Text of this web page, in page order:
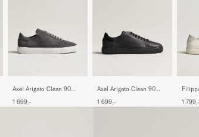
Axel Arigato Clean 90
1 699,-
Axel Arigato Clean 90
1 699,- 1 799,-